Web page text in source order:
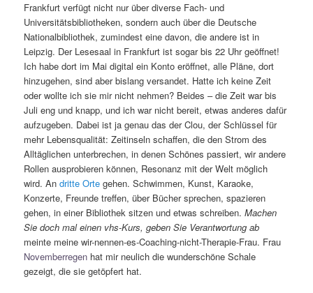
Frankfurt verfügt nicht nur über diverse Fach- und
Universitätsbibliotheken, sondern auch über die Deutsche
Nationalbibliothek, zumindest eine davon, die andere ist in
Leipzig. Der Lesesaal in Frankfurt ist sogar bis 22 Uhr geöffnet!
Ich habe dort im Mai digital ein Konto eröffnet, alle Pläne, dort
hinzugehen, sind aber bislang versandet. Hatte ich keine Zeit
oder wollte ich sie mir nicht nehmen? Beides – die Zeit war bis
Juli eng und knapp, und ich war nicht bereit, etwas anderes dafür
aufzugeben. Dabei ist ja genau das der Clou, der Schlüssel für
mehr Lebensqualität: Zeitinseln schaffen, die den Strom des
Alltäglichen unterbrechen, in denen Schönes passiert, wir andere
Rollen ausprobieren können, Resonanz mit der Welt möglich
wird. Andritte Orte gehen. Schwimmen, Kunst, Karaoke,
Konzerte, Freunde treffen, über Bücher sprechen, spazieren
gehen, in einer Bibliothek sitzen und etwas schreiben.Machen
Sie doch mal einen vhs-Kurs, geben Sie Verantwortung ab
meinte meine wir-nennen-es-Coaching-nicht-Therapie-Frau. Frau
Novemberregen hat mir neulich die wunderschöne Schale
gezeigt, die sie getöpfert hat.